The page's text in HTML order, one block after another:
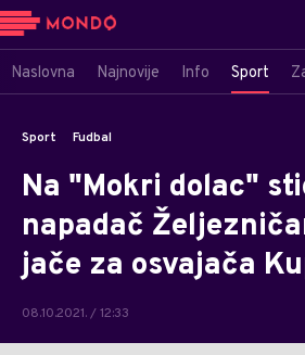
Naslovna Najnovije Info Sport
Sport Fudbal
Na "Mokri dolac"
napadač
jače za osvajača
08.10.2021. / 12:33